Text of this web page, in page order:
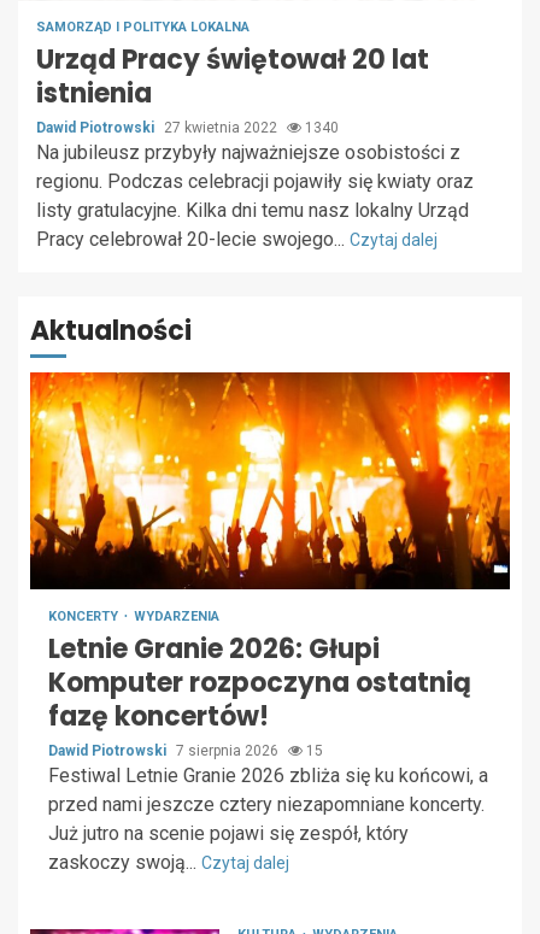
SAMORZĄD I POLITYKA LOKALNA
Urząd Pracy świętował 20 lat
istnienia
Dawid Piotrowski 27 kwietnia 2022 1340
Na jubileusz przybyły najważniejsze osobistości z
regionu. Podczas celebracji pojawiły się kwiaty oraz
listy gratulacyjne. Kilka dni temu nasz lokalny Urząd
Pracy celebrował 20-lecie swojego... Czytaj dalej
Aktualności
KONCERTY WYDARZENIA
Letnie Granie 2026: Głupi
Komputer rozpoczyna ostatnią
fazę koncertów!
Dawid Piotrowski 7 sierpnia 2026 15
Festiwal Letnie Granie 2026 zbliża się ku końcowi, a
przed nami jeszcze cztery niezapomniane koncerty.
Już jutro na scenie pojawi się zespół, który
zaskoczy swoją... Czytaj dalej